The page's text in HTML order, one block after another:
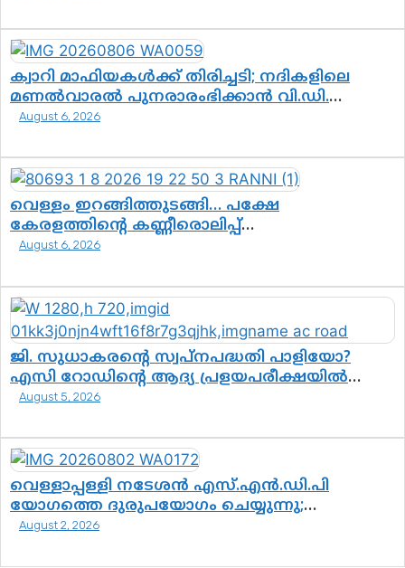
പുറത്തുവരുക എന്തൊക്കെ വിവരങ്ങൾ?”
ക്വാറി മാഫിയകൾക്ക് തിരിച്ചടി; നദികളിലെ
മണൽവാരൽ പുനരാരംഭിക്കാൻ വി.ഡി.
സർക്കാർ തീരുമാനം
August 6, 2026
വെള്ളം ഇറങ്ങിത്തുടങ്ങി… പക്ഷേ
കേരളത്തിന്റെ കണ്ണീരൊലിപ്പ്
എന്നവസാനിക്കും?
August 6, 2026
ജി. സുധാകരന്റെ സ്വപ്നപദ്ധതി പാളിയോ?
എസി റോഡിന്റെ ആദ്യ പ്രളയപരീക്ഷയിൽ
ഉയരുന്നത് ഗുരുതര ചോദ്യങ്ങൾ
August 5, 2026
വെള്ളാപ്പള്ളി നടേശൻ എസ്.എൻ.ഡി.പി
യോഗത്തെ ദുരുപയോഗം ചെയ്യുന്നു;
ശ്രീനാരായണ പ്രസ്ഥാനത്തെ കാർന്നുതിന്നുന്ന
August 2, 2026